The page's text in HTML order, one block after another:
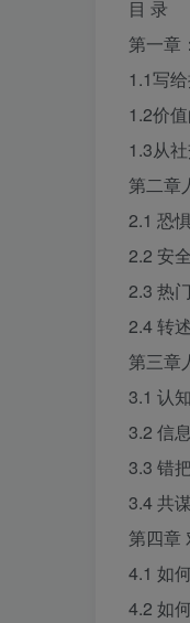
目 录
第一章
1.1写
1.2价
1.3从
第二章
2.1 恐
2.2 安
2.3 热
2.4 转
第三章
3.1 认
3.2 信
3.3 错
3.4 共
第四章
4.1 如
4.2 如